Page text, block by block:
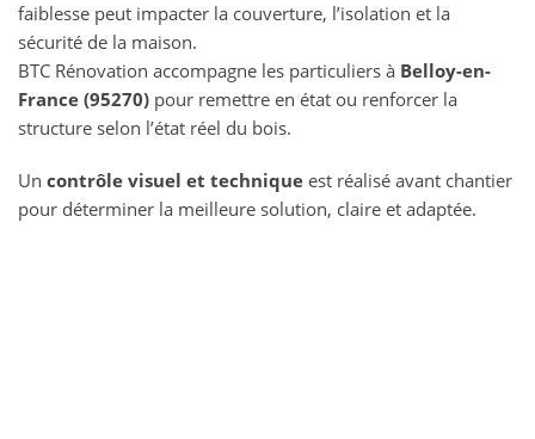
faiblesse peut impacter la couverture, l’isolation et la
sécurité de la maison.
BTC Rénovation accompagne les particuliers à Belloy-en-
France (95270) pour remettre en état ou renforcer la
structure selon l’état réel du bois.
Un contrôle visuel et technique est réalisé avant chantier
pour déterminer la meilleure solution, claire et adaptée.